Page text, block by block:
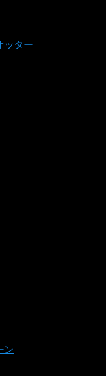
ッター
ン